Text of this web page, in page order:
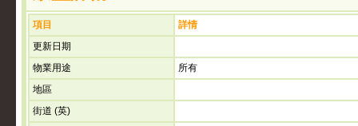
項目
詳情
更新日期
物業用途
所有
地區
街道 (英)